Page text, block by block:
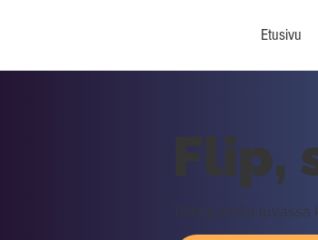
Etusivu
Flip,
Tällä tunnilla